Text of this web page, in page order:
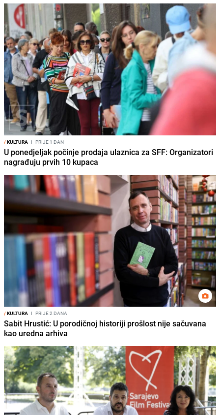
/KULTURA I PRIJE 1 DAN
U ponedjeljak počinje prodaja ulaznica za SFF: Organizatori
nagrađuju prvih 10 kupaca
/KULTURA I PRIJE 2 DANA
Sabit Hrustić: U porodičnoj historiji prošlost nije sačuvana
kao uredna arhiva